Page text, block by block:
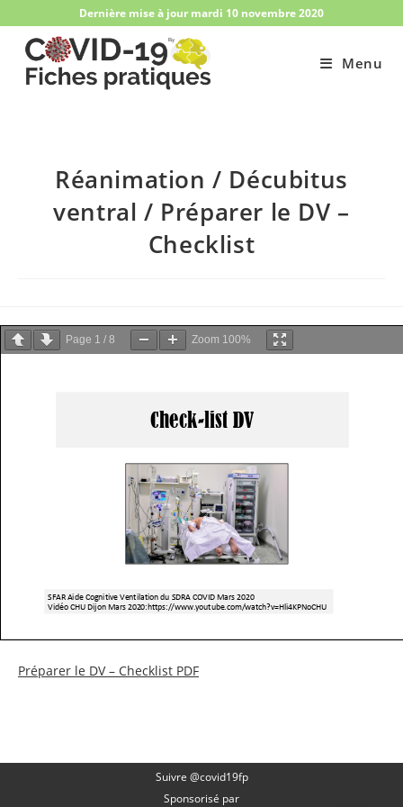
content
Dernière mise à jour mardi 10 novembre 2020
Menu
Réanimation / Décubitus
ventral / Préparer le DV –
Checklist
Page 1 / 8 Zoom 100%
Préparer le DV – Checklist PDF
Suivre @covid19fp
Sponsorisé par